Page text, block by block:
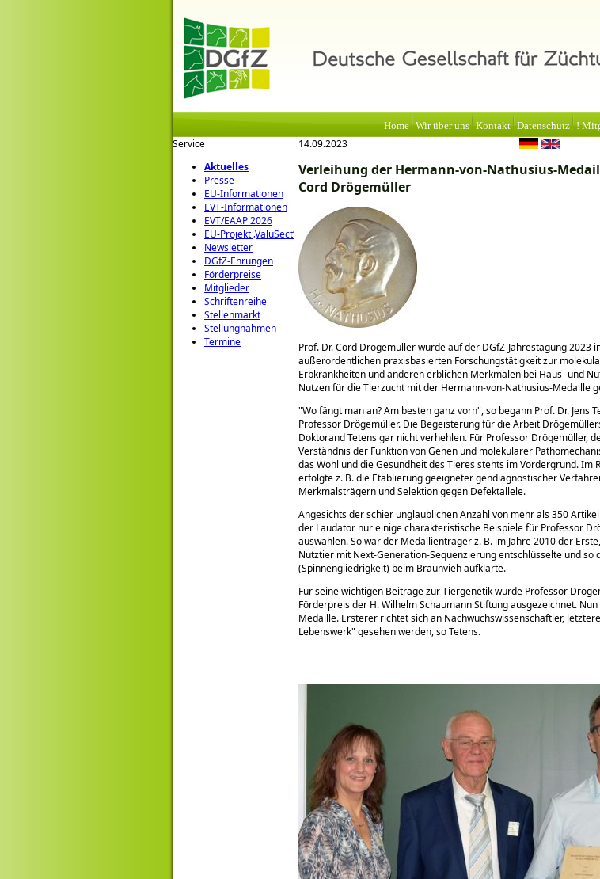
Home Wir über uns Kontakt Datenschutz !
Service
Aktuelles
Presse
EU-Informationen
EVT-Informationen
EVT/EAAP 2026
EU-Projekt ‚ValuSect‘
Newsletter
DGfZ-Ehrungen
Förderpreise
Mitglieder
Schriftenreihe
Stellenmarkt
Stellungnahmen
Termine
14.09.2023
Verleihung der Hermann-von-Nathusius-
Cord Drögemüller
Prof. Dr. Cord Drögemüller wurde auf der DGfZ-Jahrestagung 2023
außerordentlichen praxisbasierten Forschungstätigkeit zur
Erbkrankheiten und anderen erblichen Merkmalen bei Haus- und
Nutzen für die Tierzucht mit der Hermann-von-Nathusius-Medaille
Wo fängt man an? Am besten ganz vorn , so begann Prof. Dr. Jens
Professor Drögemüller. Die Begeisterung für die Arbeit
Doktorand Tetens gar nicht verhehlen. Für Professor Drögemüller,
Verständnis der Funktion von Genen und molekularer
das Wohl und die Gesundheit des Tieres stehts im Vordergrund. Im
erfolgte z. B. die Etablierung geeigneter gendiagnostischer
Merkmalsträgern und Selektion gegen Defektallele.
Angesichts der schier unglaublichen Anzahl von mehr als 350
der Laudator nur einige charakteristische Beispiele für Professor
auswählen. So war der Medallienträger z. B. im Jahre 2010 der
Nutztier mit Next-Generation-Sequenzierung entschlüsselte und so
(Spinnengliedrigkeit) beim Braunvieh aufklärte.
Für seine wichtigen Beiträge zur Tiergenetik wurde Professor
Förderpreis der H. Wilhelm Schaumann Stiftung ausgezeichnet.
Medaille. Ersterer richtet sich an Nachwuchswissenschaftler,
Lebenswerk gesehen werden, so Tetens.